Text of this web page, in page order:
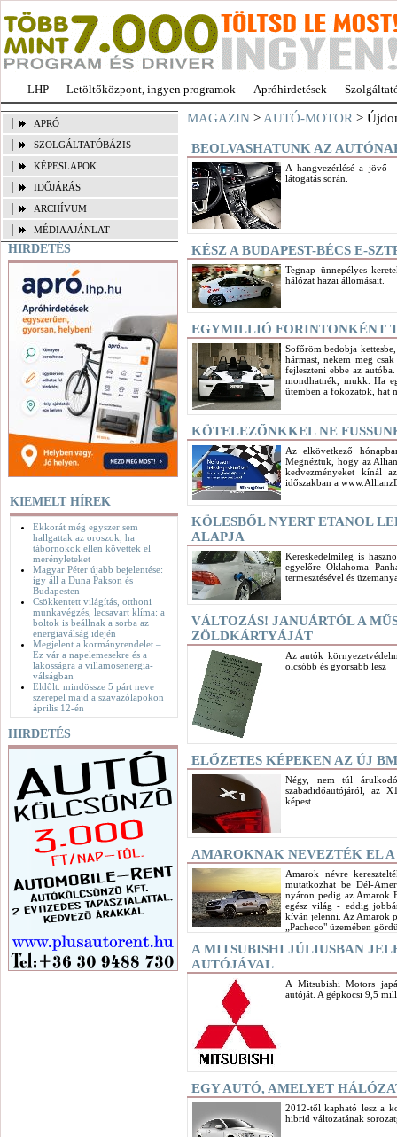
LHP Letöltőközpont, ingyen programok Apróhirdetések
APRÓ
SZOLGÁLTATÓBÁZIS
KÉPESLAPOK
IDŐJÁRÁS
ARCHÍVUM
MÉDIAAJÁNLAT
HIRDETÉS
KIEMELT HÍREK
Ekkorát még egyszer sem
hallgattak az oroszok, ha
tábornokok ellen követtek el
merényleteket
Magyar Péter újabb bejelentése:
így áll a Duna Pakson és
Budapesten
Csökkentett világítás, otthoni
munkavégzés, lecsavart klíma: a
boltok is beállnak a sorba az
energiaválság idején
Megjelent a kormányrendelet –
Ez vár a napelemesekre és a
lakosságra a villamosenergia-
válságban
Eldőlt: mindössze 5 párt neve
szerepel majd a szavazólapokon
április 12-én
HIRDETÉS
MAGAZIN > AUTÓ-MOTOR >
BEOLVASHATUNK AZ
A hangvezérlésé a jövő
látogatás során.
KÉSZ A BUDAPEST-BÉCS E-
Tegnap ünnepélyes
hálózat hazai állomásait.
EGYMILLIÓ FORINTONKÉNT
Sofőröm bedobja
hármast, nekem meg
fejleszteni ebbe az
mondhatnék, mukk. Ha
ütemben a fokozatok, hat
KÖTELEZŐNKKEL NE
Az elkövetkező
Megnéztük, hogy az
kedvezményeket kínál
időszakban a
KÖLESBŐL NYERT ETANOL
ALAPJA
Kereskedelmileg is
egyelőre Oklahoma
termesztésével és
VÁLTOZÁS! JANUÁRTÓL A
ZÖLDKÁRTYÁJÁT
Az autók
olcsóbb és gyorsabb lesz
ELŐZETES KÉPEKEN AZ ÚJ
Négy, nem túl
szabadidőautójáról, az
képest.
AMAROKNAK NEVEZTÉK EL
Amarok névre
mutatkozhat be Dél-
nyáron pedig az Amarok
egész világ - eddig
kíván jelenni. Az Amarok
„Pacheco" üzemében
A MITSUBISHI JÚLIUSBAN
AUTÓJÁVAL
A Mitsubishi Motors
autóját. A gépkocsi 9,5
EGY AUTÓ, AMELYET
2012-től kapható lesz a
hibrid változatának